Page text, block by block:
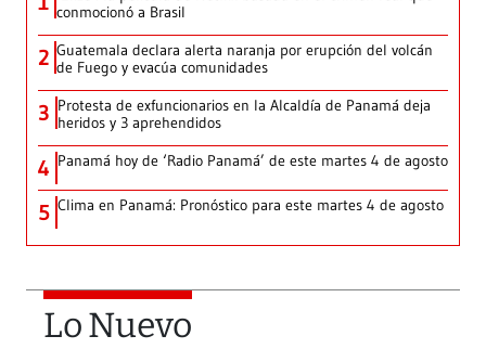
conmocionó a Brasil
2 Guatemala declara alerta naranja por erupción del volcán
de Fuego y evacúa comunidades
3 Protesta de exfuncionarios en la Alcaldía de Panamá deja
heridos y 3 aprehendidos
4 Panamá hoy de ‘Radio Panamá’ de este martes 4 de agosto
5 Clima en Panamá: Pronóstico para este martes 4 de agosto
Lo Nuevo